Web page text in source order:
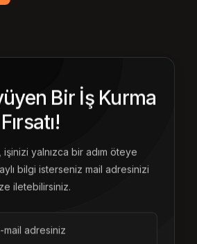
Bir İş Kurma
Fırsatı!
yalnızca bir adım öteye
bilgi isterseniz mail adresinizi
iletebilirsiniz.